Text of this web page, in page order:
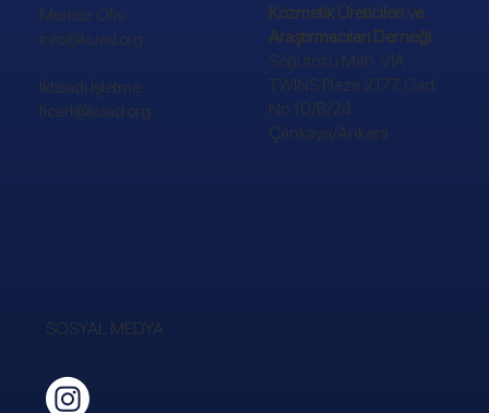
Merkez Ofis:
info@kuad.org
İktisadi İşletme:
ticari@kuad.org
Kozmetik Üreticileri ve
Araştırmacıları Derneği
Söğütözü Mah. VIA
TWINS Plaza 2177. Cad.
No:10/B/24
Çankaya/Ankara
SOSYAL MEDYA